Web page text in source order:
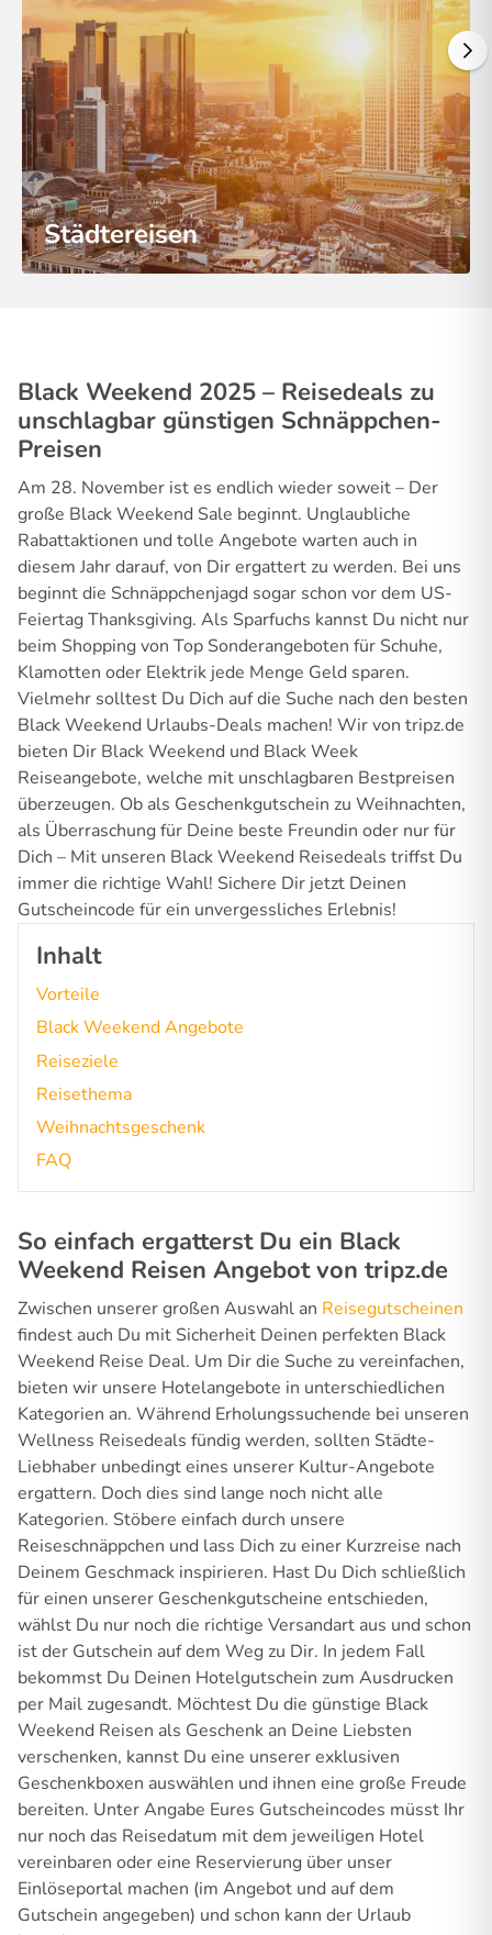
Städtereisen
Black Weekend 2025 – Reisedeals zu
unschlagbar günstigen Schnäppchen-
Preisen
Am 28. November ist es endlich wieder soweit – Der
große Black Weekend Sale beginnt. Unglaubliche
Rabattaktionen und tolle Angebote warten auch in
diesem Jahr darauf, von Dir ergattert zu werden. Bei uns
beginnt die Schnäppchenjagd sogar schon vor dem US-
Feiertag Thanksgiving. Als Sparfuchs kannst Du nicht nur
beim Shopping von Top Sonderangeboten für Schuhe,
Klamotten oder Elektrik jede Menge Geld sparen.
Vielmehr solltest Du Dich auf die Suche nach den besten
Black Weekend Urlaubs-Deals machen! Wir von tripz.de
bieten Dir Black Weekend und Black Week
Reiseangebote, welche mit unschlagbaren Bestpreisen
überzeugen. Ob als Geschenkgutschein zu Weihnachten,
als Überraschung für Deine beste Freundin oder nur für
Dich – Mit unseren Black Weekend Reisedeals triffst Du
immer die richtige Wahl! Sichere Dir jetzt Deinen
Gutscheincode für ein unvergessliches Erlebnis!
Inhalt
Vorteile
Black Weekend Angebote
Reiseziele
Reisethema
Weihnachtsgeschenk
FAQ
So einfach ergatterst Du ein Black
Weekend Reisen Angebot von tripz.de
Zwischen unserer großen Auswahl an Reisegutscheinen
findest auch Du mit Sicherheit Deinen perfekten Black
Weekend Reise Deal. Um Dir die Suche zu vereinfachen,
bieten wir unsere Hotelangebote in unterschiedlichen
Kategorien an. Während Erholungssuchende bei unseren
Wellness Reisedeals fündig werden, sollten Städte-
Liebhaber unbedingt eines unserer Kultur-Angebote
ergattern. Doch dies sind lange noch nicht alle
Kategorien. Stöbere einfach durch unsere
Reiseschnäppchen und lass Dich zu einer Kurzreise nach
Deinem Geschmack inspirieren. Hast Du Dich schließlich
für einen unserer Geschenkgutscheine entschieden,
wählst Du nur noch die richtige Versandart aus und schon
ist der Gutschein auf dem Weg zu Dir. In jedem Fall
bekommst Du Deinen Hotelgutschein zum Ausdrucken
per Mail zugesandt. Möchtest Du die günstige Black
Weekend Reisen als Geschenk an Deine Liebsten
verschenken, kannst Du eine unserer exklusiven
Geschenkboxen auswählen und ihnen eine große Freude
bereiten. Unter Angabe Eures Gutscheincodes müsst Ihr
nur noch das Reisedatum mit dem jeweiligen Hotel
vereinbaren oder eine Reservierung über unser
Einlöseportal machen (im Angebot und auf dem
Gutschein angegeben) und schon kann der Urlaub